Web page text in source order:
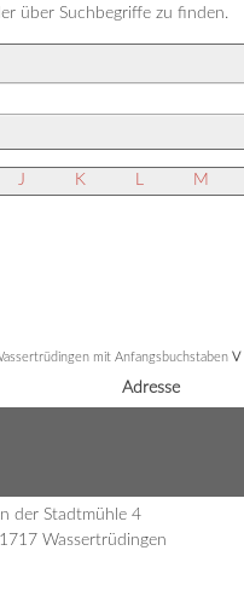
über Suchbegriffe zu finden.
J K L M
mit Anfangsbuchstaben V
Adresse
der Stadtmühle 4
Wassertrüdingen